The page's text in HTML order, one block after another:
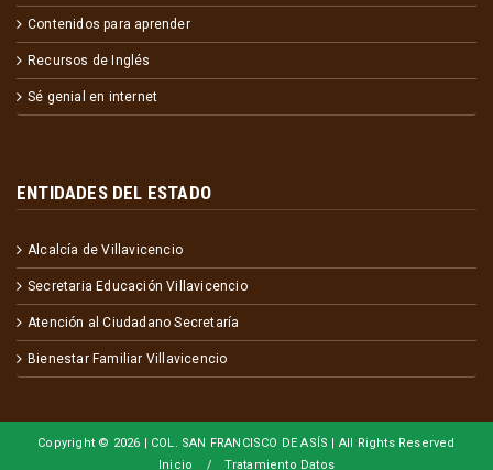
Contenidos para aprender
Recursos de Inglés
Sé genial en internet
ENTIDADES DEL ESTADO
Alcalcía de Villavicencio
Secretaria Educación Villavicencio
Atención al Ciudadano Secretaría
Bienestar Familiar Villavicencio
Copyright © 2026 | COL. SAN FRANCISCO DE ASÍS | All Rights Reserved
Inicio
Tratamiento Datos